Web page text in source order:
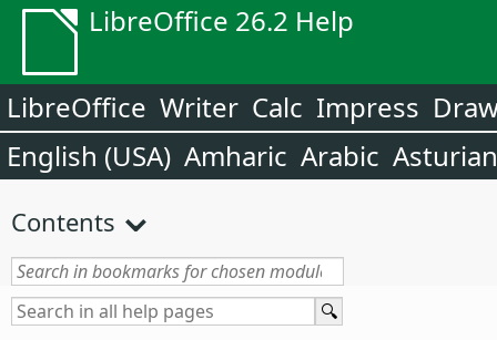
LibreOffice 26.2 Help
LibreOffice Writer Calc Impress
English (USA) Amharic Arabic Asturian
Contents